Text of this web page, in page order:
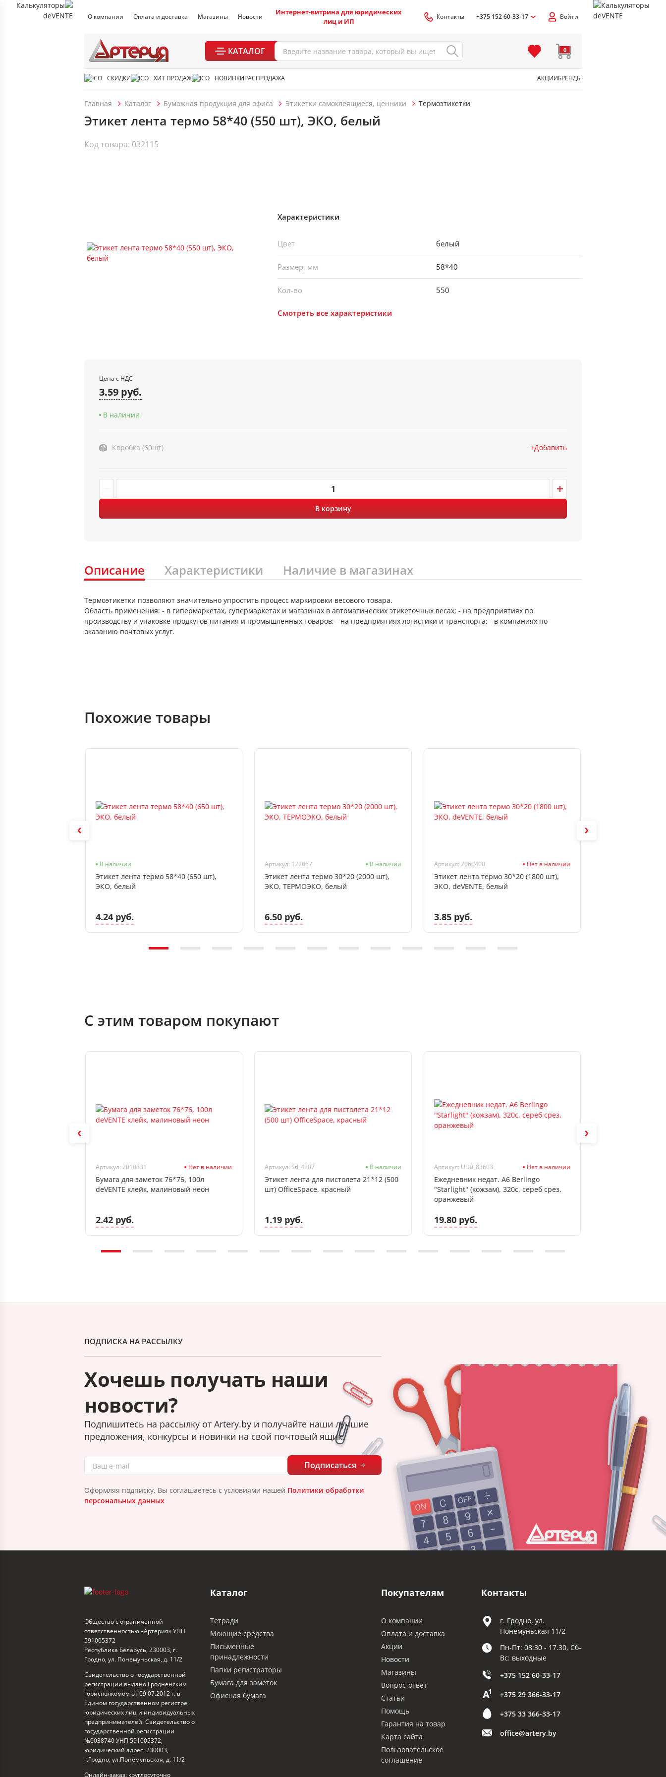
О компании Оплата и доставка Магазины Новости
Интернет-витрина для юридических
лиц и ИП
Контакты +375 152 60-33-17 Войти
КАТАЛОГ 0
СКИДКИ ХИТ ПРОДАЖ НОВИНКИРАСПРОДАЖА АКЦИИБРЕНДЫ
Главная Каталог Бумажная продукция для офиса Этикетки самоклеящиеся, ценники Термоэтикетки
Этикет лента термо 58*40 (550 шт), ЭКО, белый
Код товара: 032115
Характеристики
Цвет белый
Размер, мм 58*40
Кол-во 550
Смотреть все характеристики
Цена с НДС
3.59 руб.
В наличии
Коробка (60шт) Добавить
В корзину
Описание Характеристики Наличие в магазинах
Термоэтикетки позволяют значительно упростить процесс маркировки весового товара.
Область применения: - в гипермаркетах, супермаркетах и магазинах в автоматических этикеточных весах; - на предприятиях по
производству и упаковке продкутов питания и промышленных товаров; - на предприятиях логистики и транспорта; - в компаниях по
оказанию почтовых услуг.
Похожие товары
В наличии
Этикет лента термо 58*40 (650 шт),
ЭКО, белый
4.24 руб.
Артикул: 122067 В наличии
Этикет лента термо 30*20 (2000 шт),
ЭКО, ТЕРМОЭКО, белый
6.50 руб.
Артикул: 2060400 Нет в наличии
Этикет лента термо 30*20 (1800 шт),
ЭКО, deVENTE, белый
3.85 руб.
С этим товаром покупают
Артикул: 2010331 Нет в наличии
Бумага для заметок 76*76, 100л
deVENTE клейк, малиновый неон
2.42 руб.
Артикул: Stl_4207 В наличии
Этикет лента для пистолета 21*12 (500
шт) OfficeSpace, красный
1.19 руб.
Артикул: UD0_83603 Нет в наличии
Ежедневник недат. А6 Berlingo
"Starlight" (кожзам), 320с, сереб срез,
оранжевый
19.80 руб.
ПОДПИСКА НА РАССЫЛКУ
Хочешь получать наши
новости?
Подпишитесь на рассылку от Artery.by и получайте наши лучшие
предложения, конкурсы и новинки на свой почтовый ящик.
Подписаться
Оформляя подписку, Вы соглашаетесь с условиями нашей Политики обработки
персональных данных
Общество с ограниченной
ответственностью «Артерия» УНП
591005372
Республика Беларусь, 230003, г.
Гродно, ул. Понемуньская, д. 11/2
Свидетельство о государственной
регистрации выдано Гродненским
горисполкомом от 09.07.2012 г. в
Едином государственном регистре
юридических лиц и индивидуальных
предпринимателей. Свидетельство о
государственной регистрации
№0038740 УНП 591005372,
юридический адрес: 230003,
г.Гродно, ул.Понемуньская, д. 11/2
Онлайн-заказ: круглосуточно
Каталог
Тетради
Моющие средства
Письменные
принадлежности
Папки регистраторы
Бумага для заметок
Офисная бумага
Покупателям
О компании
Оплата и доставка
Акции
Новости
Магазины
Вопрос-ответ
Статьи
Помощь
Гарантия на товар
Карта сайта
Пользовательское
соглашение
Контакты
г. Гродно, ул.
Понемуньская 11/2
Пн-Пт: 08:30 - 17.30, Сб-
Вс: выходные
+375 152 60-33-17
+375 29 366-33-17
+375 33 366-33-17
office@artery.by